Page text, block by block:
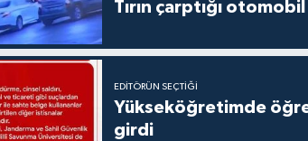
Tırın çarptığı
EDITÖRÜN SEÇTIĞI
Yükseköğretimde
girdi